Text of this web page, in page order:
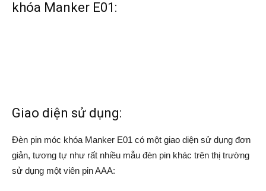
khóa Manker E01:
Giao diện sử dụng:
Đèn pin móc khóa Manker E01 có một giao diện sử dụng đơn
giản, tương tự như rất nhiều mẫu đèn pin khác trên thị trường
sử dụng một viên pin AAA: